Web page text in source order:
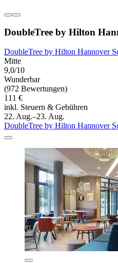
DoubleTree by Hilton
DoubleTree by Hilton Hannover
Mitte
9,0/10
Wunderbar
(972 Bewertungen)
111 €
inkl. Steuern & Gebühren
22. Aug.–23. Aug.
DoubleTree by Hilton Hannover